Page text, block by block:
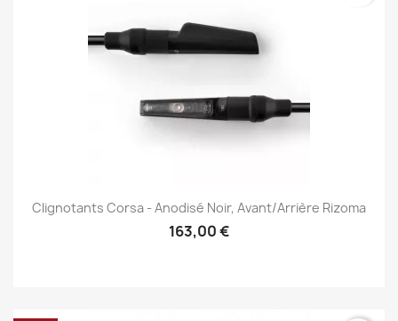
Clignotants Corsa - Anodisé Noir, Avant/Arrière Rizoma
163,00 €